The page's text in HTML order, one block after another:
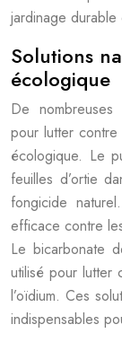
jardinage durable
Solutions
écologique
De nombreuses
pour lutter contre
écologique. Le
feuilles d’ortie
fongicide
efficace contre
Le bicarbonate
utilisé pour lutter
l’oïdium. Ces
indispensables